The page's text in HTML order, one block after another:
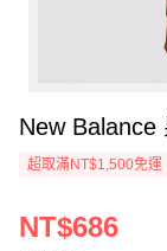
New Balance
超取滿NT$1,500免運
NT$686